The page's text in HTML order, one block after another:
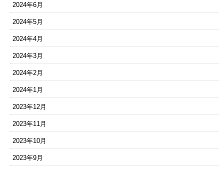
2024年6月
2024年5月
2024年4月
2024年3月
2024年2月
2024年1月
2023年12月
2023年11月
2023年10月
2023年9月